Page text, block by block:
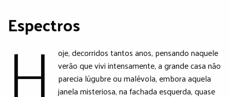
Espectros
oje, decorridos tantos anos, pensando naquele
verão que vivi intensamente, a grande casa não
parecia lúgubre ou malévola, embora aquela
janela misteriosa, na fachada esquerda, quase